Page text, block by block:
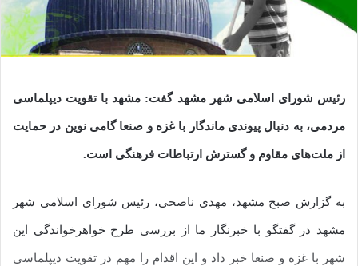
رئیس شورای اسلامی شهر مشهد گفت: مشهد با تقویت دیپلماسی
مردمی، به دنبال پیوندی ماندگار با غزه و صنعا گامی نوین در حمایت
از ملت‌های مقاوم و گسترش ارتباطات فرهنگی است.
به گزارش صبح مشهد، مهدی ناصحی، رئیس شورای اسلامی شهر
مشهد در گفتگو با خبرنگار ما از بررسی طرح خواهرخواندگی این
شهر با غزه و صنعا خبر داد و این اقدام را مهم در تقویت دیپلماسی